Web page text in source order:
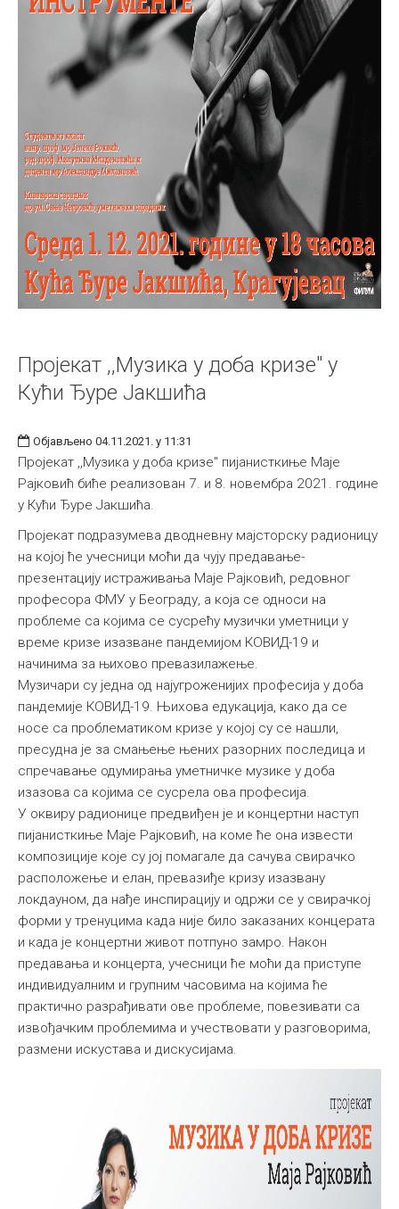
Пројекат ,,Музика у доба кризе" у
Кући Ђуре Јакшића
Објављено 04.11.2021. у 11:31
Пројекат ,,Музика у доба кризе" пијанисткиње Маје
Рајковић биће реализован 7. и 8. новембра 2021. године
у Кући Ђуре Јакшића.
Пројекат подразумева дводневну мајсторску радионицу
на којој ће учесници моћи да чују предавањe-
презентацију истраживања Маје Рајковић, редовног
професора ФМУ у Београду, а која се односи на
проблеме са којима се сусрећу музички уметници у
време кризе изазване пандемијом КОВИД-19 и
начинима за њихово превазилажење.
Музичари су једна од најугроженијих професија у доба
пандемије КОВИД-19. Њихова едукација, како да се
носе са проблематиком кризе у којој су се нашли,
пресудна је за смањење њених разорних последица и
спречавање одумирања уметничке музике у доба
изазова са којима се сусрела ова професија.
У оквиру радионице предвиђен је и концертни наступ
пијанисткиње Маје Рајковић, на коме ће она извести
композиције које су јој помагале да сачува свирачко
расположење и елан, превазиђе кризу изазвану
локдауном, да нађе инспирацију и одржи се у свирачкој
форми у тренуцима када није било заказаних концерата
и када је концертни живот потпуно замро. Након
предавања и концерта, учесници ће моћи да приступе
индивидуалним и групним часовима на којима ће
практично разрађивати ове проблеме, повезивати са
извођачким проблемима и учествовати у разговорима,
размени искустава и дискусијама.